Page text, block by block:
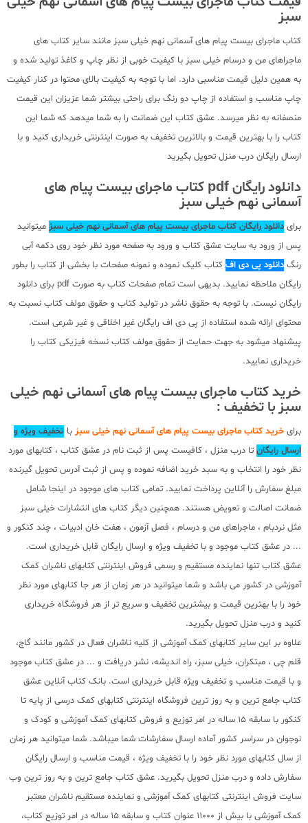
سبز
کتاب ماجرای بیست پیام های آسمانی نهم خیلی سبز مانند سایر کتاب های
ماجراهای من و درسام خیلی سبز با کیفیت خوبی از نظر چاپ و کاغذ تولید شده و
به همین دلیل قیمت مناسبی دارد. اما با توجه به کیفیت بالای محتوا در کنار کیفیت
چاپ مناسب و استفاده از چاپ دو رنگ برای راحتی بیشتر شما عزیزان این قیمت
منصفانه به نظر میرسد. عشق کتاب این ضمانت را به شما میدهد که شما این
کتاب را با بهترین قیمت و بالاترین تخفیف به صورت اینترنتی خریداری کنید و با
ارسال رایگان درب منزل تحویل بگیرید
دانلود رایگان pdf کتاب ماجرای بیست پیام های
آسمانی نهم خیلی سبز
برای دانلود رایگان کتاب ماجرای بیست پیام های آسمانی نهم خیلی سبز میتوانید
پس از ورود به سایت عشق کتاب و ورود به صفحه مورد نظر خود روی دکمه آبی
رنگ دانلود پی دی اف کتاب کلیک نموده و نمونه صفحات با بخشی از کتاب را بطور
رایگان ملاحظه نمایید. بدیهی است تمام صفحات کتاب به صورت pdf برای دانلود
رایگان نیست. با توجه به حقوق ناشر در تولید کتاب و حقوق مولف کتاب نسبت به
محتوای ارائه شده استفاده از پی دی اف رایگان غیر اخلاقی و غیر شرعی است.
پیشنهاد میشود به جهت حمایت از حقوق مولف کتاب نسخه فیزیکی کتاب را
خریداری نمایید.
خرید کتاب ماجرای بیست پیام های آسمانی نهم خیلی
سبز با تخفیف :
برای خرید کتاب ماجرای بیست پیام های آسمانی نهم خیلی سبز با تخفیف ویژه و
ارسال رایگان تا درب منزل ، کافیست پس از ثبت نام در عشق کتاب ، کتابهای مورد
نظر خود را انتخاب و به سبد خرید اضافه نموده و پس از ثبت آدرس تحویل گیرنده
مبلغ سفارش را آنلاین پرداخت نمایید. تمامی کتاب های موجود در اینجا شامل
ضمانت اصالت و تعویض هستند. همچنین دیگر کتاب های انتشارات خیلی سبز
مثل نردبام ، ماجراهای من و درسام ، فصل آزمون ، هفت خان ادبیات ، چند کنکور و
... در عشق کتاب موجود و با تخفیف ویژه و ارسال رایگان قابل خریداری است.
عشق کتاب تنها نماینده مستقیم و رسمی فروش اینترنتی کتابهای ناشران کمک
آموزشی در کشور می باشد و شما میتوانید در هر زمان از هر جا کتابهای مورد نظر
خود را با بهترین قیمت و بیشترین تخفیف و سریع تر از هر فروشگاه خریداری
کنید و درب منزل تحویل بگیرید.
علاوه بر این سایر کتابهای کمک آموزشی از کلیه ناشران فعال در کشور مانند گاج،
قلم چی ، مبتکران، خیلی سبز، راه اندیشه، نشر دریافت و ... در عشق کتاب موجود
و با قیمت مناسب و تخفیف ویژه قابل خریداری است. بانک کتاب آنلاین عشق
کتاب جامع ترین و به روز ترین فروشگاه اینترنتی کتابهای کمک درسی از پایه تا
کنکور با سابقه 15 ساله در امر توزیع و فروش کتابهای کمک آموزشی و کودک و
نوجوان در سراسر کشور آماده ارسال سفارشات شما میباشد. شما میتوانید هر زمان
از سال کتابهای مورد نظر خود را با تخفیف ویژه ، قیمت مناسب و ارسال رایگان
سفارش داده و درب منزل تحویل بگیرید. عشق کتاب جامع ترین و به روز ترین وب
سایت فروش اینترنتی کتابهای کمک آموزشی و نماینده مستقیم ناشران معتبر
کمک آموزشی با بیش از 11000 عنوان کتاب و سابقه 15 ساله در امر توزیع کتاب،